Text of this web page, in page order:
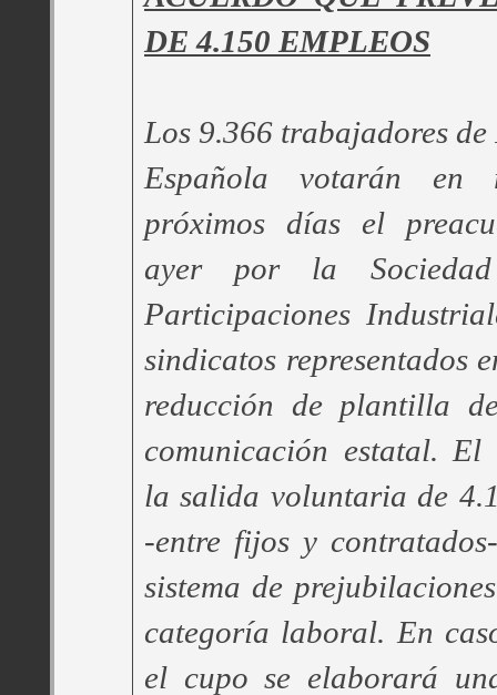
DE 4.150 EMPLEOS
Los 9.366 trabajadores
Española votarán en
próximos días el
ayer por la
Participaciones
sindicatos representados
reducción de plantilla
comunicación estatal. El
la salida voluntaria de
-entre fijos y
sistema de
categoría laboral. En
el cupo se elaborará